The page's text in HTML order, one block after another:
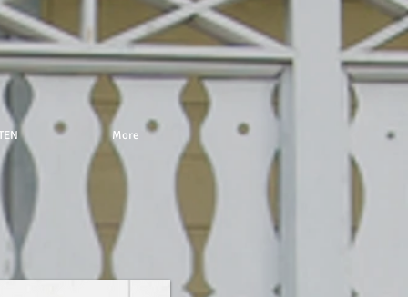
More